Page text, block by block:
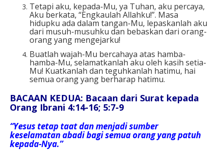
Tetapi aku, kepada-Mu, ya Tuhan, aku percaya,
Aku berkata, “Engkaulah Allahku!”. Masa
hidupku ada dalam tangan-Mu, lepaskanlah aku
dari musuh-musuhku dan bebaskan dari orang-
orang yang mengejarku!
Buatlah wajah-Mu bercahaya atas hamba-
hamba-Mu, selamatkanlah aku oleh kasih setia-
Mu! Kuatkanlah dan teguhkanlah hatimu, hai
semua orang yang berharap hatimu.
BACAAN KEDUA: Bacaan dari Surat kepada
Orang Ibrani 4:14-16; 5:7-9
“Yesus tetap taat dan menjadi sumber
keselamatan abadi bagi semua orang yang patuh
kepada-Nya.”